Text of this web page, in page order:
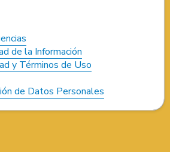
de la Información
y Términos de Uso
de Datos Personales